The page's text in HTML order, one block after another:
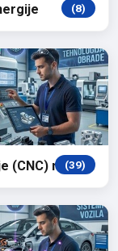
(8)
(CNC) mašina
(39)